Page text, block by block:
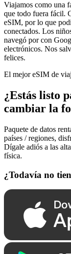
Viajamos como una
que todo fuera fácil.
eSIM, por lo que
conectados. Los
navegó por con
electrónicos. Nos
felices.
El mejor eSIM de
¿Estás listo
cambiar la
Paquete de datos
países / regiones,
Dígale adiós a las
física.
¿Todavía no